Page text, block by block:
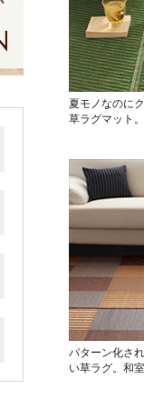
夏モノなのに
草ラグマット
パターン化さ
い草ラグ。和